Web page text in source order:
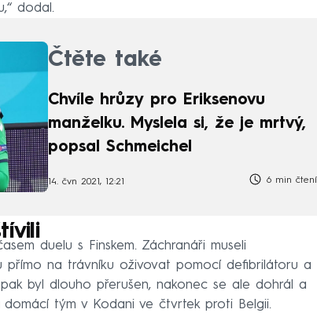
dodal.
Čtěte také
Chvíle hrůzy pro Eriksenovu
manželku. Myslela si, že je mrtvý,
popsal Schmeichel
14. čvn 2021, 12:21 6 min čtení
duelu s Finskem. Záchranáři museli
přímo na trávníku oživovat pomocí defibrilátoru a
byl dlouho přerušen, nakonec se ale dohrál a
domácí tým v Kodani ve čtvrtek proti Belgii.